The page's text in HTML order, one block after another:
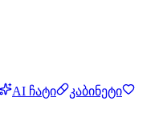
AI ჩატი
კაბინეტი